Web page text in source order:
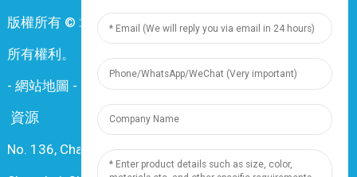
版權所有 © 2024 上海鼎尊電氣電纜股份有限公司。保留
所有權利。
- 網站地圖 - Resource
資源
No. 136, Changxiang Rd., Nanxiang Town, 201802,